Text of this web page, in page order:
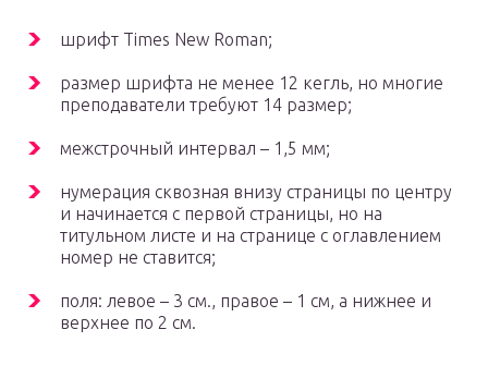
шрифт Times New Roman;
размер шрифта не менее 12 кегль, но многие
преподаватели требуют 14 размер;
межстрочный интервал – 1,5 мм;
нумерация сквозная внизу страницы по центру
и начинается с первой страницы, но на
титульном листе и на странице с оглавлением
номер не ставится;
поля: левое – 3 см., правое – 1 см, а нижнее и
верхнее по 2 см.